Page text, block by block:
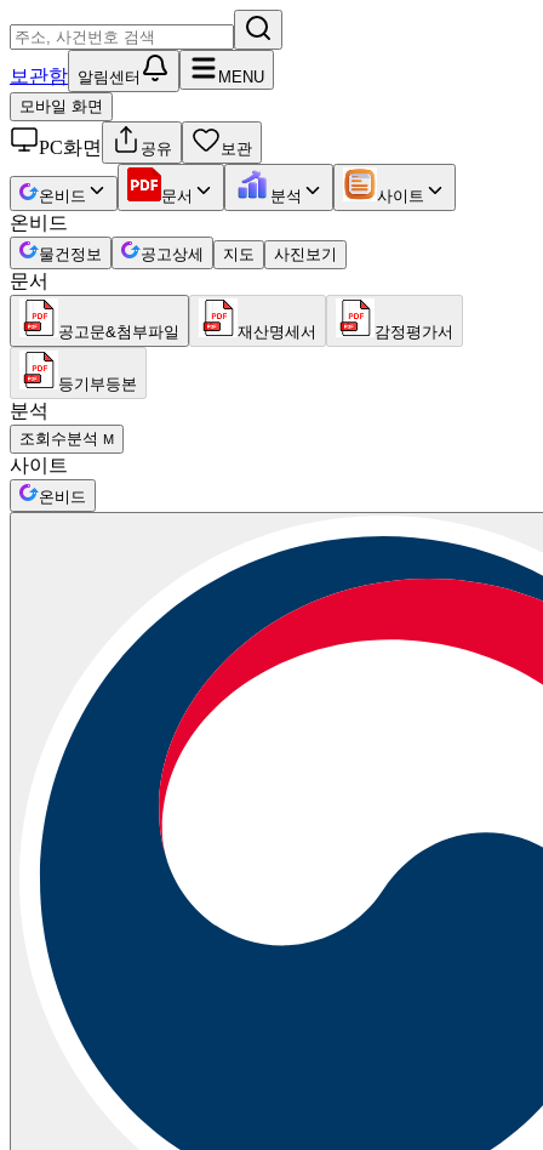
보관함 알림센터
MENU
모바일 화면
PC화면 공유 보관
온비드 문서 분석 사이트
온비드
물건정보 공고상세 지도 사진보기
문서
공고문&첨부파일 재산명세서 감정평가서
등기부등본
분석
조회수분석 M
사이트
온비드